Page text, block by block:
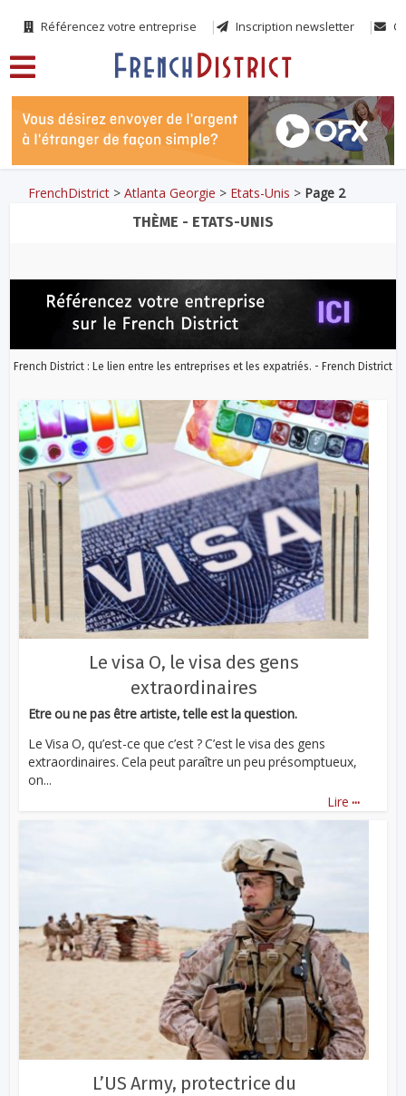
Référencez votre entreprise Inscription newsletter
FrenchDistrict >Atlanta Georgie > Etats-Unis > Page 2
THÈME - ETATS-UNIS
French District : Le lien entre les entreprises et les expatriés. - French District
Le visa O, le visa des gens
extraordinaires
Etre ou ne pas être artiste, telle est la question.
Le Visa O, qu’est-ce que c’est ? C’est le visa des gens
extraordinaires. Cela peut paraître un peu présomptueux,
on...
Lire ...
L’US Army, protectrice du